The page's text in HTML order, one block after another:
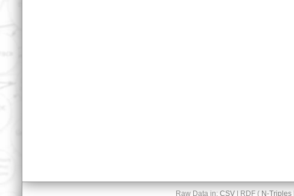
Raw Data in: CSV| RDF ( N-Triples